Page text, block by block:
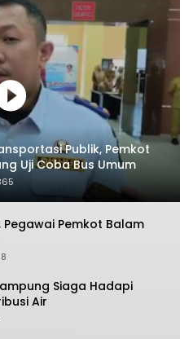
Publik, Pemkot
Uji Coba Bus Umum
Pegawai Pemkot Balam
Siaga Hadapi
Air